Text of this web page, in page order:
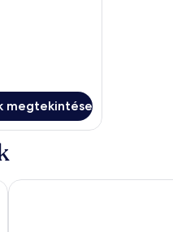
megtekintése
UNA Hotels Decò Roma